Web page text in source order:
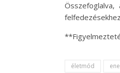
életmód